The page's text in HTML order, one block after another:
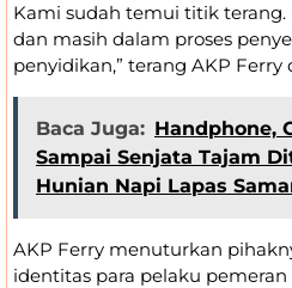
Kami sudah temui titik terang.
dan masih dalam proses
penyidikan,” terang AKP
Baca Juga: Handphone,
Sampai Senjata Tajam
Hunian Napi Lapas
AKP Ferry menuturkan
identitas para pelaku